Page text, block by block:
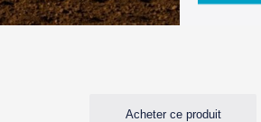
Acheter ce produit